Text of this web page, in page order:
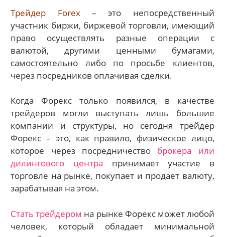
Трейдер Forex – это непосредственный
участник биржи, биржевой торговли, имеющий
право осуществлять разные операции с
валютой, другими ценными бумагами,
самостоятельно либо по просьбе клиентов,
через посредников оплачивая сделки.
Когда Форекс только появился, в качестве
трейдеров могли выступать лишь большие
компании и структуры, но сегодня трейдер
Форекс – это, как правило, физическое лицо,
которое через посредничество брокера или
дилингового центра принимает участие в
торговле на рынке, покупает и продает валюту,
зарабатывая на этом.
Стать трейдером на рынке Форекс может любой
человек, который обладает минимальной